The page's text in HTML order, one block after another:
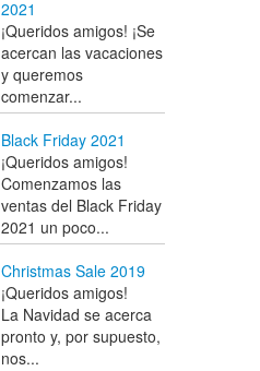
2021
¡Queridos amigos! ¡Se
acercan las vacaciones
y queremos
comenzar...
Black Friday 2021
¡Queridos amigos!
Comenzamos las
ventas del Black Friday
2021 un poco...
Christmas Sale 2019
¡Queridos amigos!
La Navidad se acerca
pronto y, por supuesto,
nos...